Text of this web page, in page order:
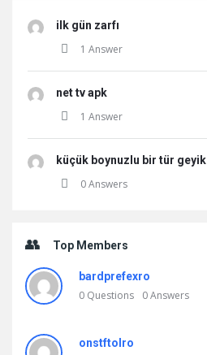
ilk gün zarfı
1 Answer
net tv apk
1 Answer
küçük boynuzlu bir tür geyik
0 Answers
Top Members
bardprefexro
0 Questions 0Answers
onstftolro